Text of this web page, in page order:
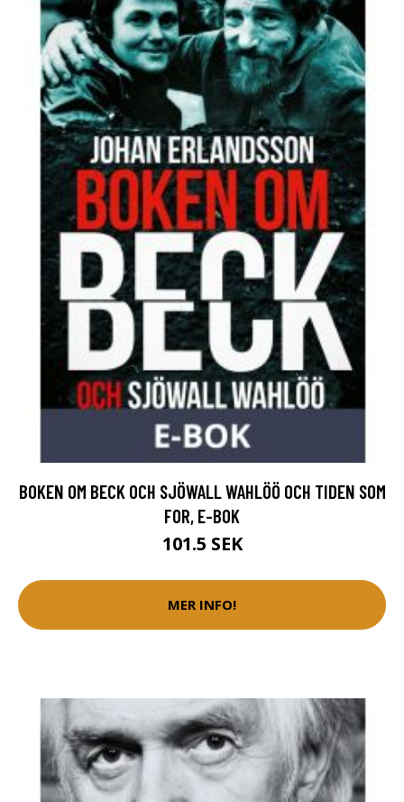
BOKEN OM BECK OCH SJÖWALL WAHLÖÖ OCH TIDEN SOM
FOR, E-BOK
101.5 SEK
MER INFO!